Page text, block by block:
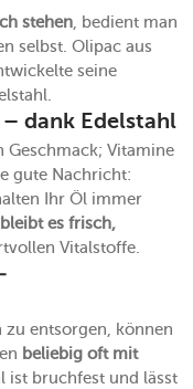
stehen , bedient man
selbst. Olipac aus
seine
dank Edelstahl
Geschmack; Vitamine
gute Nachricht:
Ihr Öl immer
es frisch,
Vitalstoffe.
entsorgen, können
beliebig oft mit
ist bruchfest und lässt